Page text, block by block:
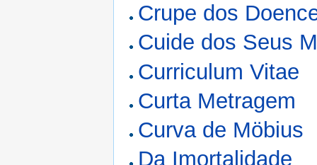
Crupe dos
Cuide dos Seus
Curriculum Vitae
Curta Metragem
Curva de Möbius
Da Imortalidade